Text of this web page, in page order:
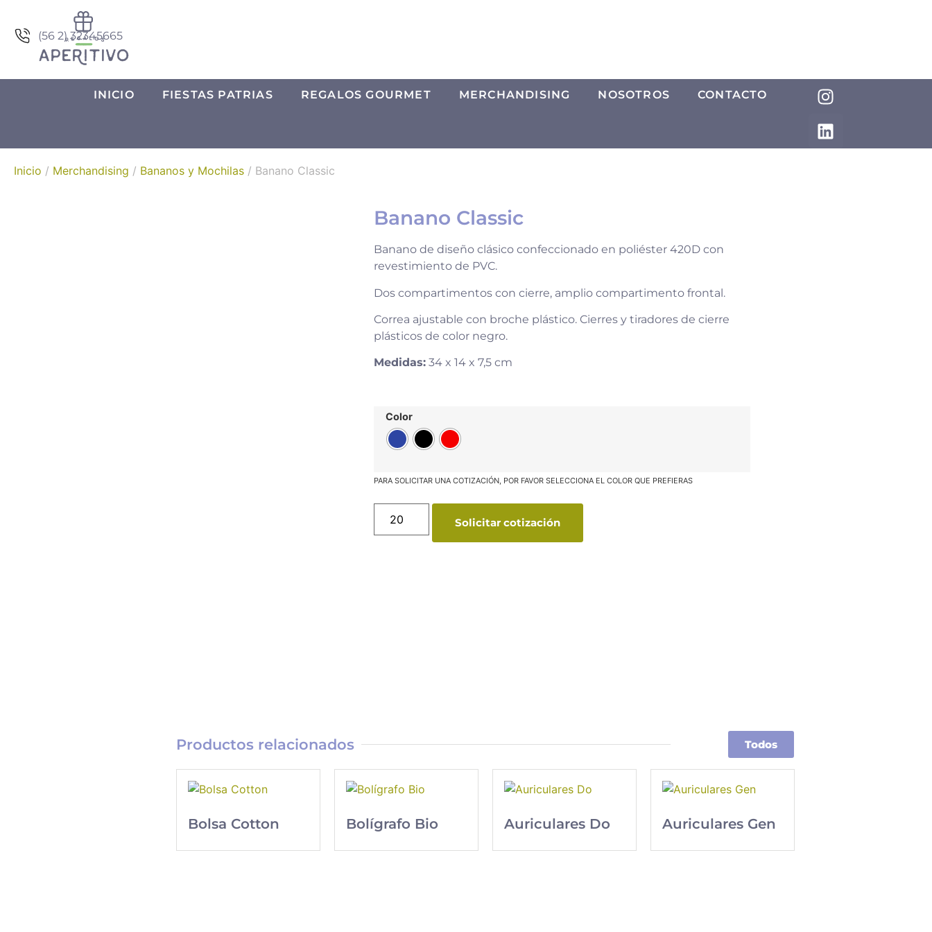
(56 2) 32345665
INICIO FIESTAS PATRIAS REGALOS GOURMET MERCHANDISING NOSOTROS CONTACTO
Inicio / Merchandising / Bananos y Mochilas / Banano Classic
Banano Classic
Banano de diseño clásico confeccionado en poliéster 420D con
revestimiento de PVC.
Dos compartimentos con cierre, amplio compartimento frontal.
Correa ajustable con broche plástico. Cierres y tiradores de cierre
plásticos de color negro.
Medidas: 34 x 14 x 7,5 cm
Color
Solicitar cotización
Productos relacionados Todos
Bolsa Cotton Bolígrafo Bio Auriculares Do Auriculares Gen